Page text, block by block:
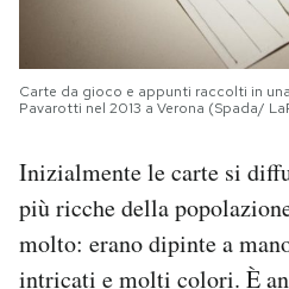
Carte da gioco e appunti raccolti in
Pavarotti nel 2013 a Verona (Spada/
Inizialmente le carte si
più ricche della
molto: erano dipinte a
intricati e molti colori. È